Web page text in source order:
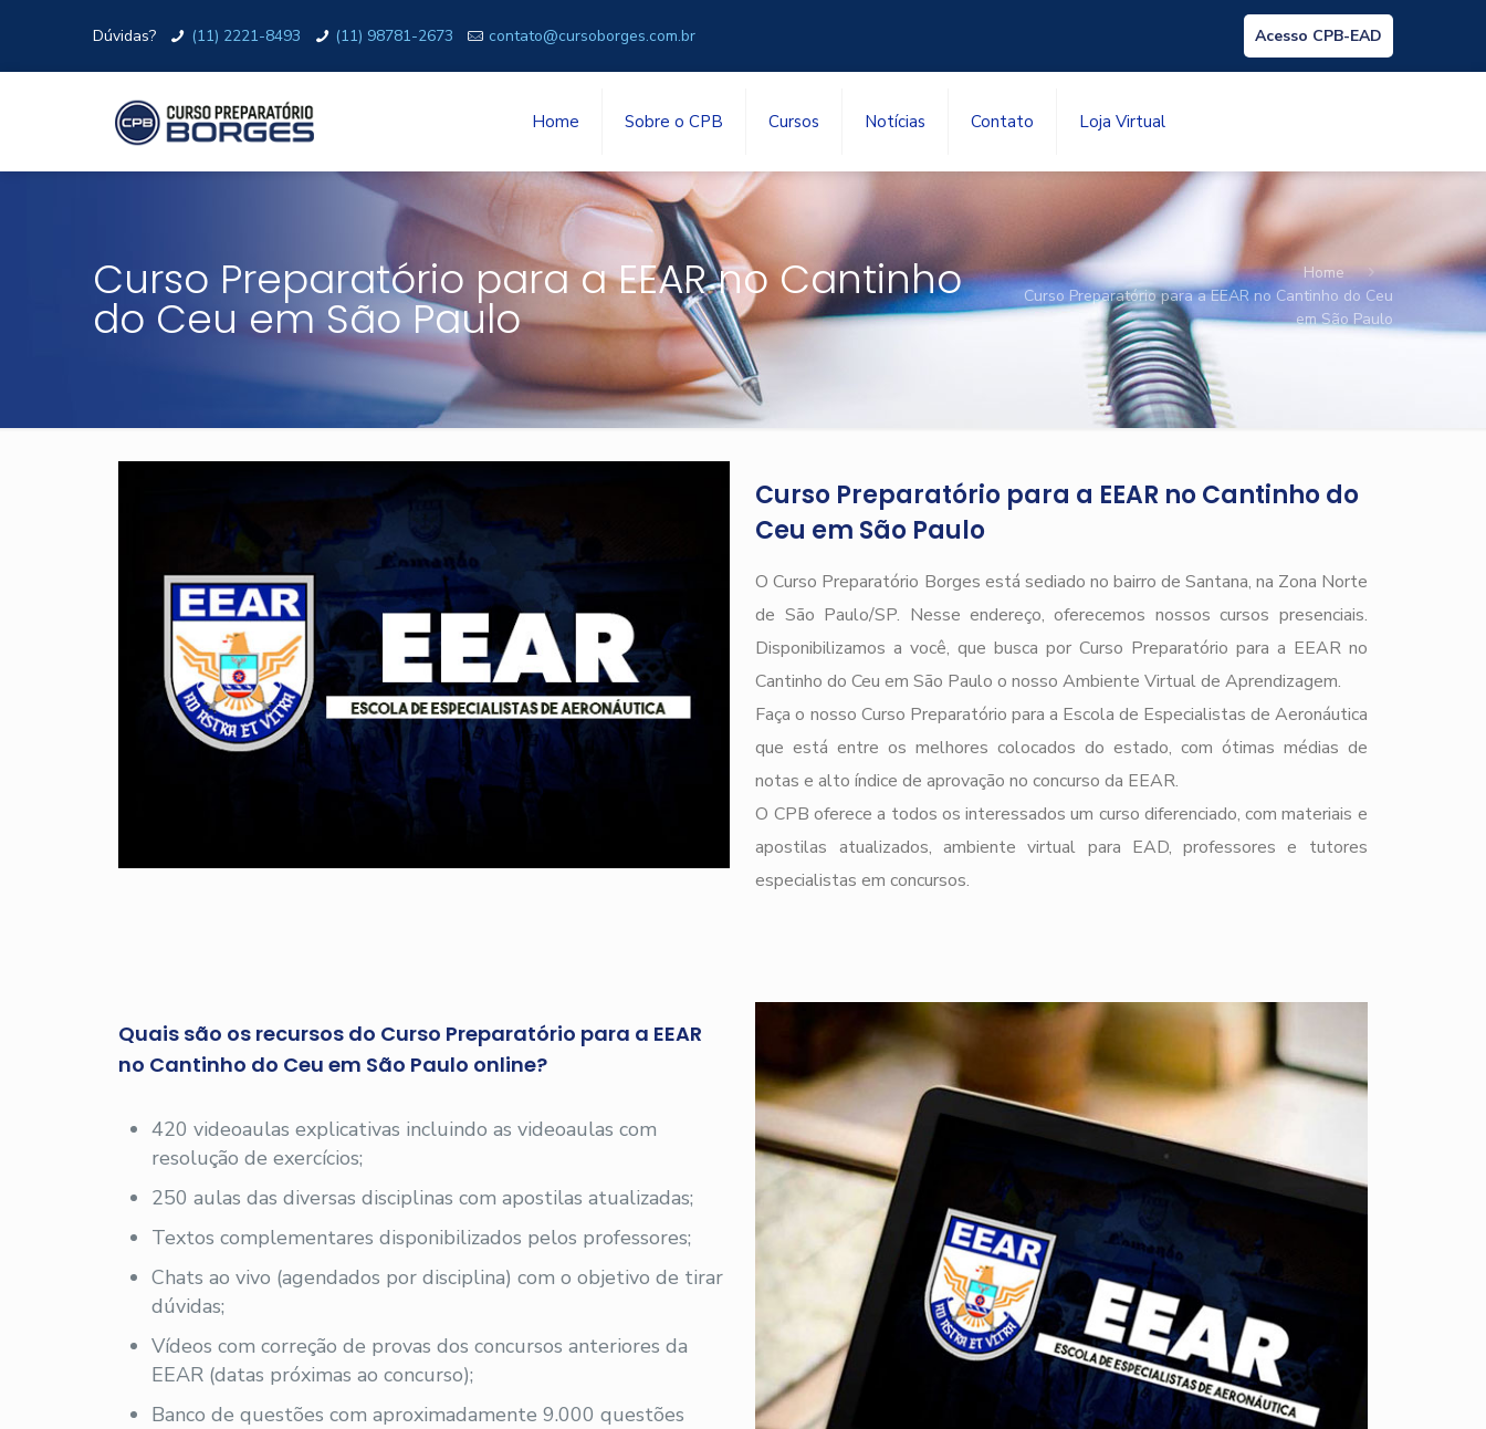
Dúvidas? (11) 2221-8493 (11) 98781-2673 contato@cursoborges.com.br Acesso CPB-EAD
Home Sobre o CPB Cursos Notícias Contato Loja Virtual
Curso Preparatório para a EEAR no Cantinho
do Ceu em São Paulo
Home
Curso Preparatório para a EEAR no Cantinho do Ceu
em São Paulo
Curso Preparatório para a EEAR no Cantinho do
Ceu em São Paulo
O Curso Preparatório Borges está sediado no bairro de Santana, na Zona Norte
de São Paulo/SP. Nesse endereço, oferecemos nossos cursos presenciais.
Disponibilizamos a você, que busca por Curso Preparatório para a EEAR no
Cantinho do Ceu em São Paulo o nosso Ambiente Virtual de Aprendizagem.
Faça o nosso Curso Preparatório para a Escola de Especialistas de Aeronáutica
que está entre os melhores colocados do estado, com ótimas médias de
notas e alto índice de aprovação no concurso da EEAR.
O CPB oferece a todos os interessados um curso diferenciado, com materiais e
apostilas atualizados, ambiente virtual para EAD, professores e tutores
especialistas em concursos.
Quais são os recursos do Curso Preparatório para a EEAR
no Cantinho do Ceu em São Paulo online?
420 videoaulas explicativas incluindo as videoaulas com
resolução de exercícios;
250 aulas das diversas disciplinas com apostilas atualizadas;
Textos complementares disponibilizados pelos professores;
Chats ao vivo (agendados por disciplina) com o objetivo de tirar
dúvidas;
Vídeos com correção de provas dos concursos anteriores da
EEAR (datas próximas ao concurso);
Banco de questões com aproximadamente 9.000 questões